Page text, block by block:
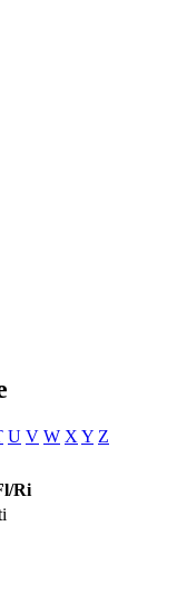
U V W X Y Z
Ri